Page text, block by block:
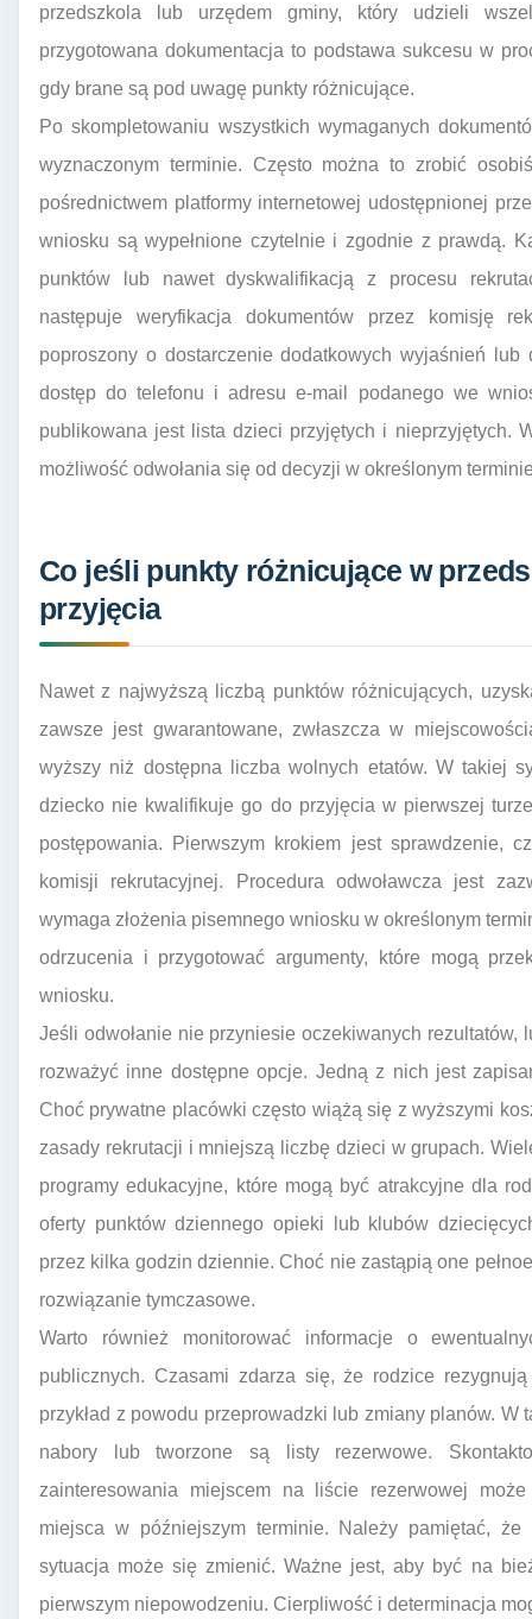
przedszkola lub urzędem gminy, który udzieli
przygotowana dokumentacja to podstawa sukcesu w
gdy brane są pod uwagę punkty różnicujące.
Po skompletowaniu wszystkich wymaganych
wyznaczonym terminie. Często można to zrobić
pośrednictwem platformy internetowej udostępnionej
wniosku są wypełnione czytelnie i zgodnie z prawdą.
punktów lub nawet dyskwalifikacją z procesu
następuje weryfikacja dokumentów przez komisję
poproszony o dostarczenie dodatkowych wyjaśnień
dostęp do telefonu i adresu e-mail podanego we
publikowana jest lista dzieci przyjętych i nieprzyjętych.
możliwość odwołania się od decyzji w określonym
Co jeśli punkty różnicujące w
przyjęcia
Nawet z najwyższą liczbą punktów różnicujących,
zawsze jest gwarantowane, zwłaszcza w
wyższy niż dostępna liczba wolnych etatów. W takiej
dziecko nie kwalifikuje go do przyjęcia w pierwszej
postępowania. Pierwszym krokiem jest sprawdzenie,
komisji rekrutacyjnej. Procedura odwoławcza jest
wymaga złożenia pisemnego wniosku w określonym
odrzucenia i przygotować argumenty, które mogą
wniosku.
Jeśli odwołanie nie przyniesie oczekiwanych rezultatów,
rozważyć inne dostępne opcje. Jedną z nich jest
Choć prywatne placówki często wiążą się z wyższymi
zasady rekrutacji i mniejszą liczbę dzieci w grupach.
programy edukacyjne, które mogą być atrakcyjne dla
oferty punktów dziennego opieki lub klubów
przez kilka godzin dziennie. Choć nie zastąpią one
rozwiązanie tymczasowe.
Warto również monitorować informacje o
publicznych. Czasami zdarza się, że rodzice
przykład z powodu przeprowadzki lub zmiany planów.
nabory lub tworzone są listy rezerwowe.
zainteresowania miejscem na liście rezerwowej
miejsca w późniejszym terminie. Należy pamiętać,
sytuacja może się zmienić. Ważne jest, aby być na
pierwszym niepowodzeniu. Cierpliwość i determinacja